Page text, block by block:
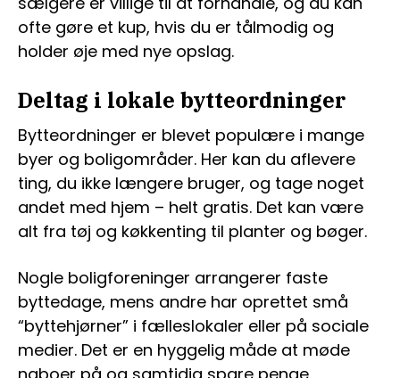
ofte gøre et kup, hvis du er tålmodig og
holder øje med nye opslag.
Deltag i lokale bytteordninger
Bytteordninger er blevet populære i mange
byer og boligområder. Her kan du aflevere
ting, du ikke længere bruger, og tage noget
andet med hjem – helt gratis. Det kan være
alt fra tøj og køkkenting til planter og bøger.
Nogle boligforeninger arrangerer faste
byttedage, mens andre har oprettet små
“byttehjørner” i fælleslokaler eller på sociale
medier. Det er en hyggelig måde at møde